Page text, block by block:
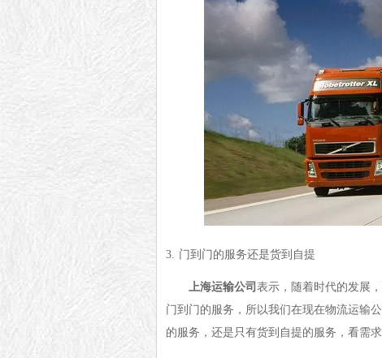
3. 门到门的服务还是货到自提
上海运输公司 表示，随着时代的发展
门到门的服务，所以我们在现在物流运输
的服务，还是只有货到自提的服务，看需求